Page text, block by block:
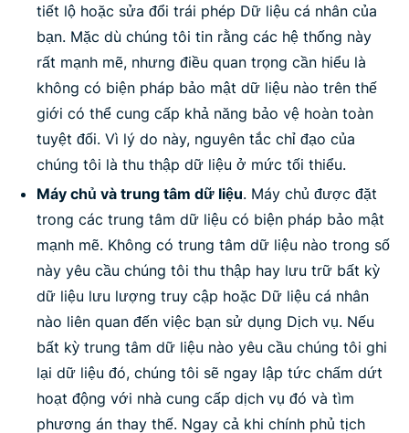
tiết lộ hoặc sửa đổi trái phép Dữ liệu cá nhân của
bạn. Mặc dù chúng tôi tin rằng các hệ thống này
rất mạnh mẽ, nhưng điều quan trọng cần hiểu là
không có biện pháp bảo mật dữ liệu nào trên thế
giới có thể cung cấp khả năng bảo vệ hoàn toàn
tuyệt đối. Vì lý do này, nguyên tắc chỉ đạo của
chúng tôi là thu thập dữ liệu ở mức tối thiểu.
Máy chủ và trung tâm dữ liệu. Máy chủ được đặt
trong các trung tâm dữ liệu có biện pháp bảo mật
mạnh mẽ. Không có trung tâm dữ liệu nào trong số
này yêu cầu chúng tôi thu thập hay lưu trữ bất kỳ
dữ liệu lưu lượng truy cập hoặc Dữ liệu cá nhân
nào liên quan đến việc bạn sử dụng Dịch vụ. Nếu
bất kỳ trung tâm dữ liệu nào yêu cầu chúng tôi ghi
lại dữ liệu đó, chúng tôi sẽ ngay lập tức chấm dứt
hoạt động với nhà cung cấp dịch vụ đó và tìm
phương án thay thế. Ngay cả khi chính phủ tịch